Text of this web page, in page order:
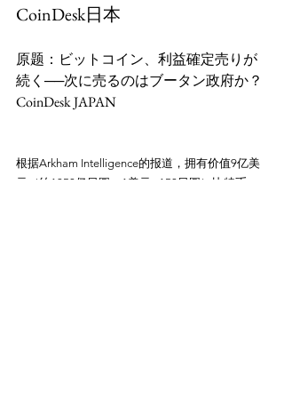
CoinDesk日本
原题：ビットコイン、利益確定売りが
続く──次に売るのはブータン政府か？
根据Arkham Intelligence的报道，拥有价值9亿美
元（约1350亿日圆，1美元=150日圆）比特币